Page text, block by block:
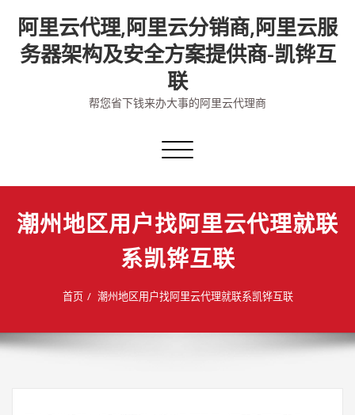
content
阿里云代理,阿里云分销商,阿里云服
务器架构及安全方案提供商-凯铧互
联
帮您省下钱来办大事的阿里云代理商
切
导
潮州地区用户找阿里云代理就联
系凯铧互联
首页 潮州地区用户找阿里云代理就联系凯铧互联